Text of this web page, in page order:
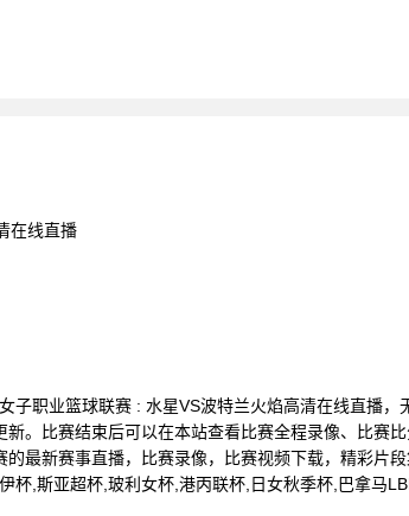
在线直播
子职业篮球联赛 : 水星VS波特兰火焰高清在线直播，
。比赛结束后可以在本站查看比赛全程录像、比赛
最新赛事直播，比赛录像，比赛视频下载，精彩片
杯,斯亚超杯,玻利女杯,港丙联杯,日女秋季杯,巴拿马